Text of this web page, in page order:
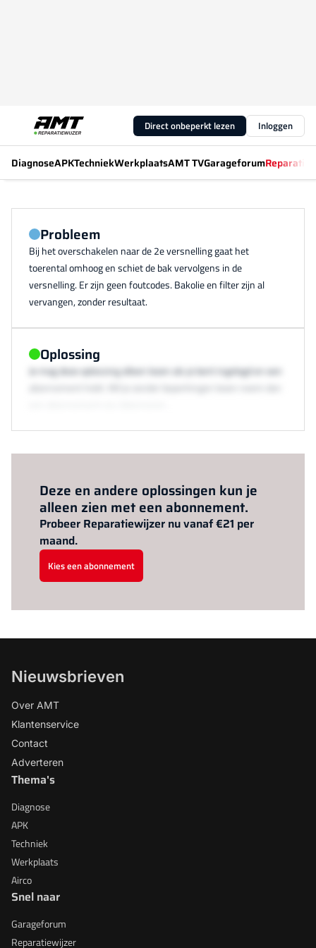
Direct onbeperkt lezen Inloggen
DiagnoseAPKTechniekWerkplaatsAMT TVGarageforum
Probleem
Bij het overschakelen naar de 2e versnelling gaat het
toerental omhoog en schiet de bak vervolgens in de
versnelling. Er zijn geen foutcodes. Bakolie en filter zijn al
vervangen, zonder resultaat.
Oplossing
Je mag deze oplossing alleen lezen als je bent ingelogd en een
Deze en andere oplossingen kun je
alleen zien met een abonnement.
Probeer Reparatiewijzer nu vanaf €21 per
maand.
Kies een abonnement
Nieuwsbrieven
Over AMT
Klantenservice
Contact
Adverteren
Thema's
Diagnose
APK
Techniek
Werkplaats
Airco
Snel naar
Garageforum
Reparatiewijzer